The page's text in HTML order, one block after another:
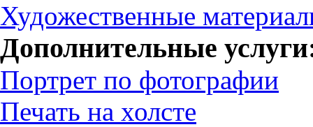
Художественные
Дополнительные
Портрет по фотографии
Печать на холсте